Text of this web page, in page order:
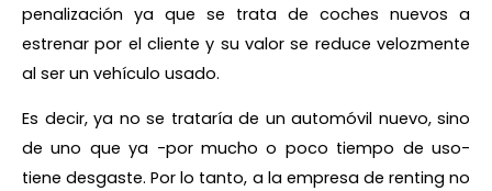
penalización ya que se trata de coches nuevos a
estrenar por el cliente y su valor se reduce velozmente
al ser un vehículo usado.
Es decir, ya no se trataría de un automóvil nuevo, sino
de uno que ya -por mucho o poco tiempo de uso-
tiene desgaste. Por lo tanto, a la empresa de renting no